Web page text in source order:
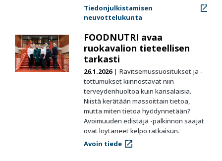
Tiedonjulkistamisen
neuvottelukunta
FOODNUTRI avaa
ruokavalion tieteellisen
tarkasti
26.1.2026
Ravitsemussuositukset ja -
tottumukset kiinnostavat niin
terveydenhuoltoa kuin kansalaisia.
Niistä kerätään massoittain tietoa,
mutta miten tietoa hyödynnetään?
Avoimuuden edistäjä -palkinnon saajat
ovat löytäneet kelpo ratkaisun.
Avoin tiede